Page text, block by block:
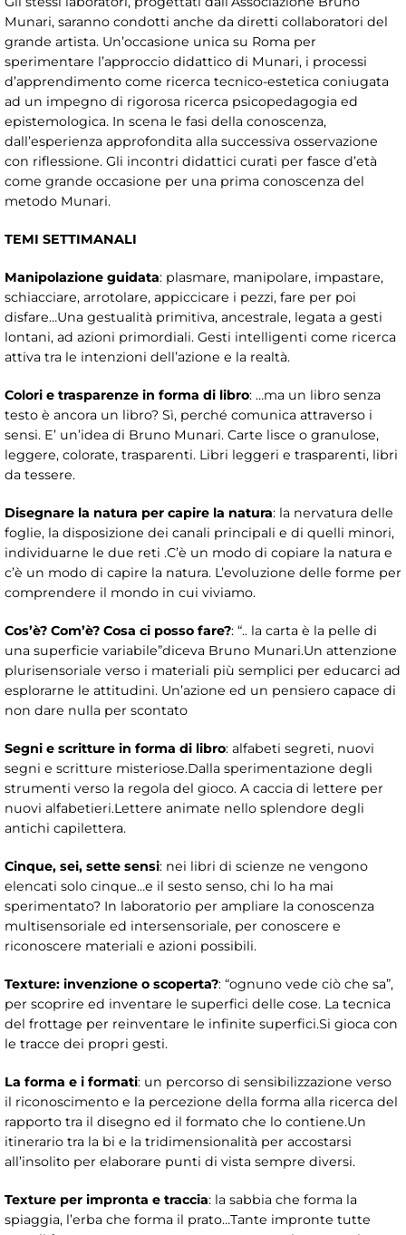
Munari, saranno condotti anche da diretti collaboratori del
grande artista. Un’occasione unica su Roma per
sperimentare l’approccio didattico di Munari, i processi
d’apprendimento come ricerca tecnico-estetica coniugata
ad un impegno di rigorosa ricerca psicopedagogia ed
epistemologica. In scena le fasi della conoscenza,
dall’esperienza approfondita alla successiva osservazione
con riflessione. Gli incontri didattici curati per fasce d’età
come grande occasione per una prima conoscenza del
metodo Munari.
TEMI SETTIMANALI
Manipolazione guidata: plasmare, manipolare, impastare,
schiacciare, arrotolare, appiccicare i pezzi, fare per poi
disfare…Una gestualità primitiva, ancestrale, legata a gesti
lontani, ad azioni primordiali. Gesti intelligenti come ricerca
attiva tra le intenzioni dell’azione e la realtà.
Colori e trasparenze in forma di libro: …ma un libro senza
testo è ancora un libro? Sì, perché comunica attraverso i
sensi. E’ un’idea di Bruno Munari. Carte lisce o granulose,
leggere, colorate, trasparenti. Libri leggeri e trasparenti, libri
da tessere.
Disegnare la natura per capire la natura: la nervatura delle
foglie, la disposizione dei canali principali e di quelli minori,
individuarne le due reti .C’è un modo di copiare la natura e
c’è un modo di capire la natura. L’evoluzione delle forme per
comprendere il mondo in cui viviamo.
Cos’è? Com’è? Cosa ci posso fare?: “.. la carta è la pelle di
una superficie variabile”diceva Bruno Munari.Un attenzione
plurisensoriale verso i materiali più semplici per educarci ad
esplorarne le attitudini. Un’azione ed un pensiero capace di
non dare nulla per scontato
Segni e scritture in forma di libro: alfabeti segreti, nuovi
segni e scritture misteriose.Dalla sperimentazione degli
strumenti verso la regola del gioco. A caccia di lettere per
nuovi alfabetieri.Lettere animate nello splendore degli
antichi capilettera.
Cinque, sei, sette sensi: nei libri di scienze ne vengono
elencati solo cinque…e il sesto senso, chi lo ha mai
sperimentato? In laboratorio per ampliare la conoscenza
multisensoriale ed intersensoriale, per conoscere e
riconoscere materiali e azioni possibili.
Texture: invenzione o scoperta?: “ognuno vede ciò che sa”,
per scoprire ed inventare le superfici delle cose. La tecnica
del frottage per reinventare le infinite superfici.Si gioca con
le tracce dei propri gesti.
La forma e i formati: un percorso di sensibilizzazione verso
il riconoscimento e la percezione della forma alla ricerca del
rapporto tra il disegno ed il formato che lo contiene.Un
itinerario tra la bi e la tridimensionalità per accostarsi
all’insolito per elaborare punti di vista sempre diversi.
Texture per impronta e traccia: la sabbia che forma la
spiaggia, l’erba che forma il prato…Tante impronte tutte